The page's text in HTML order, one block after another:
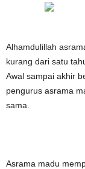
Alhamdulillah
kurang dari satu
Awal sampai akhir
pengurus asrama
sama.
Asrama madu